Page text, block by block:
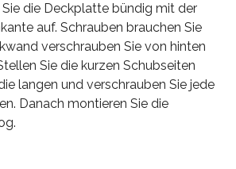
die Deckplatte bündig mit der
auf. Schrauben brauchen Sie
verschrauben Sie von hinten
Sie die kurzen Schubseiten
langen und verschrauben Sie jede
Danach montieren Sie die